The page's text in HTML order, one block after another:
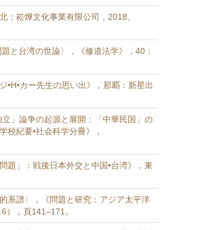
：崧燁文化事業有限公司，2018。
と台湾の世論〉，《修道法学》，40：
•H•カー先生の思い出》，那覇：新星出
立」論争の起源と展開：「中華民国」の
校紀要•社会科学分冊》，
題」：戦後日本外交と中国•台湾》，東
系譜〉，《問題と研究：アジア太平洋
），頁141–171。